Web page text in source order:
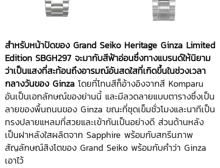
สำหรับหน้าปัดของ Grand Seiko Heritage Ginza Limited
Edition SBGH297 จะมากับสีฟ้าอ่อนซึ่งทางแบรนด์ให้นิยาม
ว่าเป็นแสงที่สะท้อนถึงอารมณ์อันสดใสที่เกิดขึ้นในช่วงเวลา
กลางวันของ Ginza โดยที่โทนสีก็อ้างอิงจากสี Komparu
อันเป็นเอกลักษณ์ของย่านนี้ และมีลวดลายแบบตารางซึ่งเป็น
ลายของพื้นถนนของ Ginza ขณะที่ชุดเข็มชั่วโมงและนาทีเป็น
ทรงปลายแหลมที่สวยและเข้ากันเป็นอย่างดี ส่วนด้านหลัง
เป็นฝาหลังใสผลิตจาก Sapphire พร้อมกับสกรีนภาพ
สัญลักษณ์สิงโตของ Grand Seiko พร้อมกับคำว่า Ginza
เอาไว้